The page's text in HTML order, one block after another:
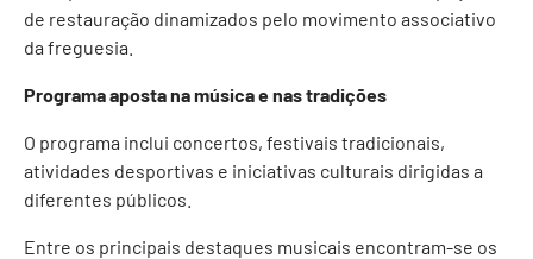
de restauração dinamizados pelo movimento associativo
da freguesia.
Programa aposta na música e nas tradições
O programa inclui concertos, festivais tradicionais,
atividades desportivas e iniciativas culturais dirigidas a
diferentes públicos.
Entre os principais destaques musicais encontram-se os